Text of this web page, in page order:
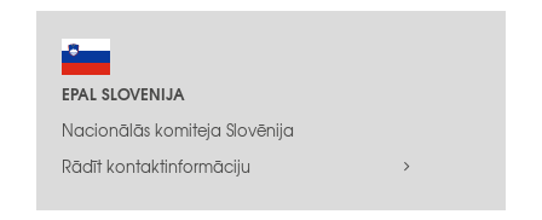
EPAL SLOVENIJA
Nacionālās komiteja Slovēnija
Rādīt kontaktinformāciju